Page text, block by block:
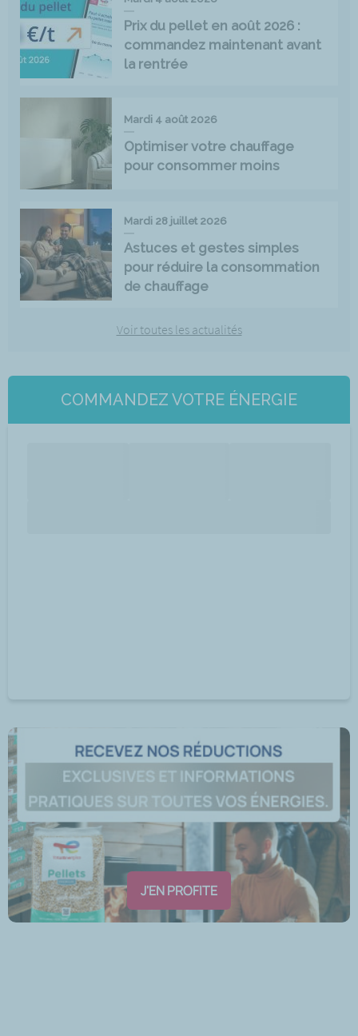
Prix du pellet en août 2026 :
commandez maintenant avant
la rentrée
Mardi 4 août 2026
Optimiser votre chauffage
pour consommer moins
Mardi 28 juillet 2026
Astuces et gestes simples
pour réduire la consommation
de chauffage
Voir toutes les actualités
COMMANDEZ VOTRE ÉNERGIE
J'EN PROFITE